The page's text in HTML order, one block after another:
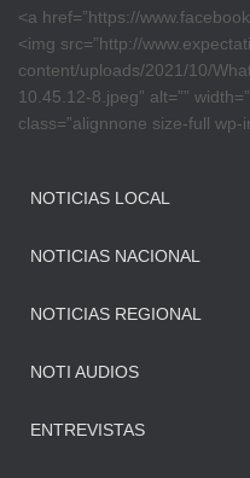
<a href=”https://
<img src=”http://
content/uploads/2021/10/
10.45.12-8.jpeg” alt=””
class=”alignnone size-full wp-
NOTICIAS LOCAL
NOTICIAS NACIONAL
NOTICIAS REGIONAL
NOTI AUDIOS
ENTREVISTAS